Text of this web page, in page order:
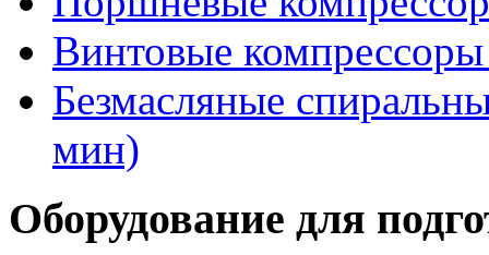
Винтовые
Безмасляные
мин)
Оборудование для